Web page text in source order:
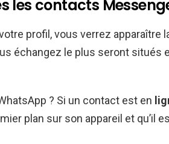
les contacts
profil, vous verrez apparaître
échangez le plus seront situés
? Si un contact est en
plan sur son appareil et qu’il